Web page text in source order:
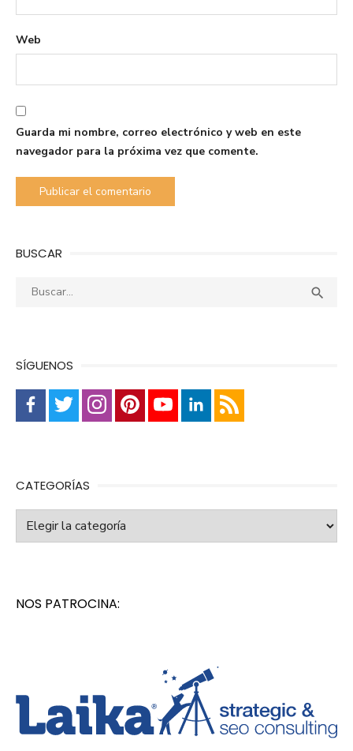
Web
Guarda mi nombre, correo electrónico y web en este
navegador para la próxima vez que comente.
BUSCAR
Buscar: 
SÍGUENOS
CATEGORÍAS
Categorías
NOS PATROCINA: